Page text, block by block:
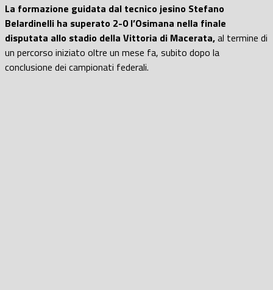
La formazione guidata dal tecnico jesino Stefano
Belardinelli ha superato 2-0 l’Osimana nella finale
disputata allo stadio della Vittoria di Macerata,al termine di
un percorso iniziato oltre un mese fa, subito dopo la
conclusione dei campionati federali.